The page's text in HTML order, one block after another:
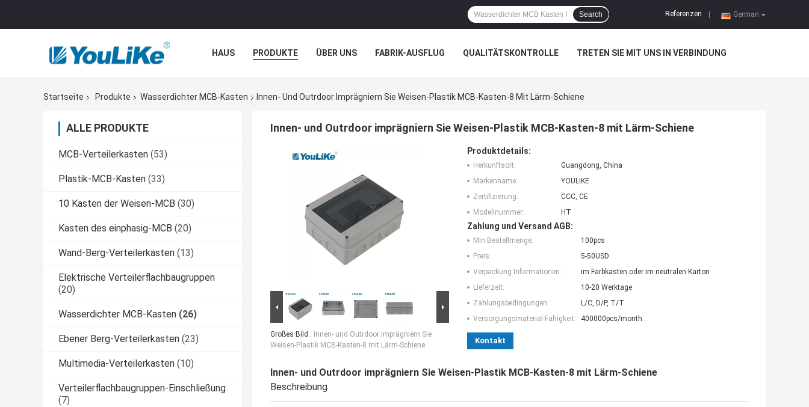
German
Referenzen
Search
HAUS PRODUKTE ÜBER UNS FABRIK-AUSFLUG QUALITÄTSKONTROLLE TRETEN SIE MIT UNS IN VERBINDUNG
Startseite
Produkte Wasserdichter MCB-Kasten Innen- Und Outrdoor Imprägniern Sie Weisen-Plastik MCB-Kasten-8 Mit Lärm-Schiene
ALLE PRODUKTE
MCB-Verteilerkasten (53)
Plastik-MCB-Kasten (33)
10 Kasten der Weisen-MCB (30)
Kasten des einphasig-MCB (20)
Wand-Berg-Verteilerkasten (13)
Elektrische Verteilerflachbaugruppen
(20)
Wasserdichter MCB-Kasten (26)
Ebener Berg-Verteilerkasten (23)
Multimedia-Verteilerkasten (10)
Verteilerflachbaugruppen-Einschließung
(7)
Innen- und Outrdoor imprägniern Sie Weisen-Plastik MCB-Kasten-8 mit Lärm-Schiene
Großes Bild : Innen- und Outrdoor imprägniern Sie
Weisen-Plastik MCB-Kasten-8 mit Lärm-Schiene
Produktdetails:
Herkunftsort:
Guangdong, China
Markenname:
YOULIKE
Zertifizierung:
CCC, CE
Modellnummer:
HT
Zahlung und Versand AGB:
Min Bestellmenge:
100pcs
Preis:
5-50USD
Verpackung Informationen:
im Farbkasten oder im neutralen Karton
Lieferzeit:
10-20 Werktage
Zahlungsbedingungen:
L/C, D/P, T/T
Versorgungsmaterial-Fähigkeit:
400000pcs/month
Kontakt
Innen- und Outrdoor imprägniern Sie Weisen-Plastik MCB-Kasten-8 mit Lärm-Schiene
Beschreibung